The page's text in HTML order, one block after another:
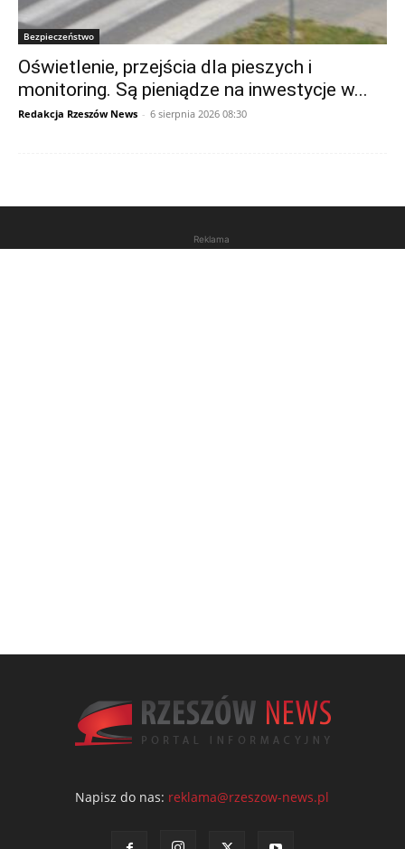
Bezpieczeństwo
Oświetlenie, przejścia dla pieszych i
monitoring. Są pieniądze na inwestycje w...
Redakcja Rzeszów News - 6 sierpnia 2026 08:30
Reklama
Napisz do nas: reklama@rzeszow-news.pl